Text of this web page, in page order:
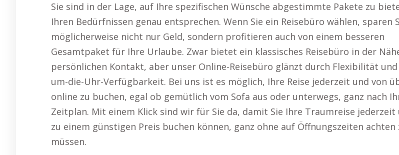
Sie sind in der Lage, auf Ihre spezifischen Wünsche abgestimmte Pakete zu
Ihren Bedürfnissen genau entsprechen. Wenn Sie ein Reisebüro wählen, sparen
möglicherweise nicht nur Geld, sondern profitieren auch von einem besseren
Gesamtpaket für Ihre Urlaube. Zwar bietet ein klassisches Reisebüro in der
persönlichen Kontakt, aber unser Online-Reisebüro glänzt durch Flexibilität und
um-die-Uhr-Verfügbarkeit. Bei uns ist es möglich, Ihre Reise jederzeit und von
online zu buchen, egal ob gemütlich vom Sofa aus oder unterwegs, ganz nach
Zeitplan. Mit einem Klick sind wir für Sie da, damit Sie Ihre Traumreise jederzeit
zu einem günstigen Preis buchen können, ganz ohne auf Öffnungszeiten achten
müssen.